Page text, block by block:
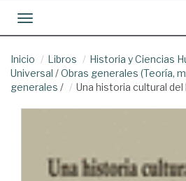
Toggle navigation
Inicio Libros Historia y Ciencias
Universal /Obras generales (Teoría,
generales / Una historia cultural del